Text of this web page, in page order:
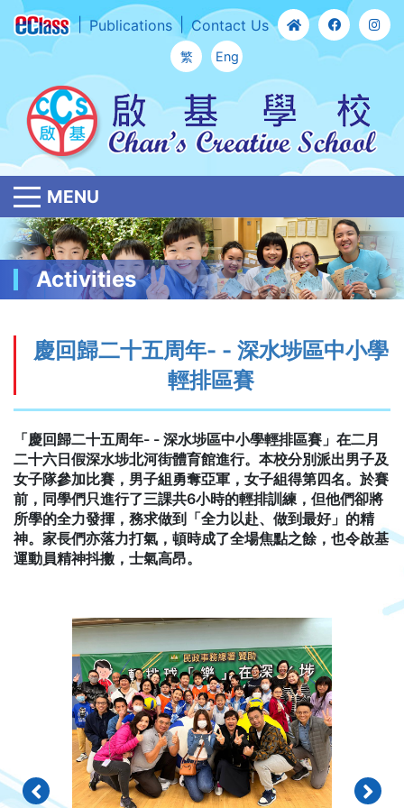
Publications Contact Us
繁 Eng
MENU
Activities
慶回歸二十五周年- - 深水埗區中小學
輕排區賽
「慶回歸二十五周年- - 深水埗區中小學輕排區賽」在二月
二十六日假深水埗北河街體育館進行。本校分別派出男子及
女子隊參加比賽，男子組勇奪亞軍，女子組得第四名。於賽
前，同學們只進行了三課共6小時的輕排訓練，但他們卻將
所學的全力發揮，務求做到「全力以赴、做到最好」的精
神。家長們亦落力打氣，頓時成了全場焦點之餘，也令啟基
運動員精神抖擻，士氣高昂。